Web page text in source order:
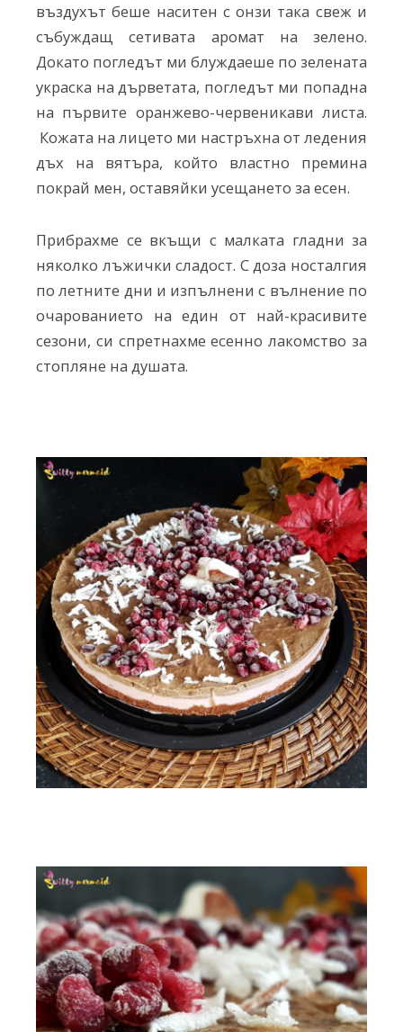
въздухът беше наситен с онзи така свеж и
събуждащ сетивата аромат на зелено.
Докато погледът ми блуждаеше по зелената
украска на дърветата, погледът ми попадна
на първите оранжево-червеникави листа.
Кожата на лицето ми настръхна от ледения
дъх на вятъра, който властно премина
покрай мен, оставяйки усещането за есен.
Прибрахме се вкъщи с малката гладни за
няколко лъжички сладост. С доза носталгия
по летните дни и изпълнени с вълнение по
очарованието на един от най-красивите
сезони, си спретнахме есенно лакомство за
стопляне на душата.